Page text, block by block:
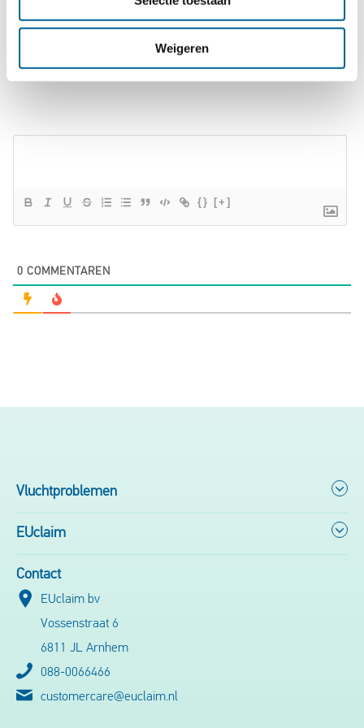
Weigeren
Marcus
{} [+]
0 COMMENTAREN
Vluchtproblemen
EUclaim
Contact
EUclaim bv
Vossenstraat 6
6811 JL Arnhem
088-0066466
customercare@euclaim.nl